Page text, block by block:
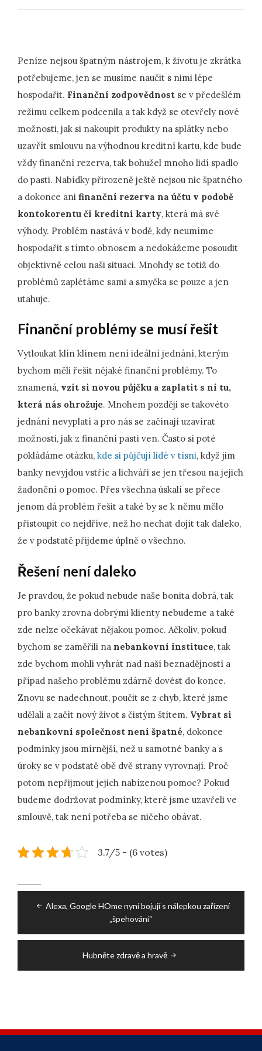
Peníze nejsou špatným nástrojem, k životu je zkrátka
potřebujeme, jen se musíme naučit s nimi lépe
hospodařit. Finanční zodpovědnost se v předešlém
režimu celkem podcenila a tak když se otevřely nové
možnosti, jak si nakoupit produkty na splátky nebo
uzavřít smlouvu na výhodnou kreditní kartu, kde bude
vždy finanční rezerva, tak bohužel mnoho lidí spadlo
do pasti. Nabídky přirozeně ještě nejsou nic špatného
a dokonce ani finanční rezerva na účtu v podobě
kontokorentu či kreditní karty, která má své
výhody. Problém nastává v bodě, kdy neumíme
hospodařit s tímto obnosem a nedokážeme posoudit
objektivně celou naši situaci. Mnohdy se totiž do
problémů zaplétáme sami a smyčka se pouze a jen
utahuje.
Finanční problémy se musí řešit
Vytloukat klín klínem není ideální jednání, kterým
bychom měli řešit nějaké finanční problémy. To
znamená, vzít si novou půjčku a zaplatit s ní tu,
která nás ohrožuje. Mnohem později se takovéto
jednání nevyplatí a pro nás se začínají uzavírat
možnosti, jak z finanční pasti ven. Často si poté
pokládáme otázku, kde si půjčují lidé v tísni, když jim
banky nevyjdou vstříc a lichváři se jen třesou na jejich
žadonění o pomoc. Přes všechna úskalí se přece
jenom dá problém řešit a také by se k němu mělo
přistoupit co nejdříve, než ho nechat dojít tak daleko,
že v podstatě přijdeme úplně o všechno.
Řešení není daleko
Je pravdou, že pokud nebude naše bonita dobrá, tak
pro banky zrovna dobrými klienty nebudeme a také
zde nelze očekávat nějakou pomoc. Ačkoliv, pokud
bychom se zaměřili na nebankovní instituce, tak
zde bychom mohli vyhrát nad naší beznadějností a
případ našeho problému zdárně dovést do konce.
Znovu se nadechnout, poučit se z chyb, které jsme
udělali a začít nový život s čistým štítem. Vybrat si
nebankovní společnost není špatné, dokonce
podmínky jsou mírnější, než u samotné banky a s
úroky se v podstatě obě dvě strany vyrovnají. Proč
potom nepřijmout jejich nabízenou pomoc? Pokud
budeme dodržovat podmínky, které jsme uzavřeli ve
smlouvě, tak není potřeba se ničeho obávat.
3.7/5 - (6 votes)
navigation
Alexa, Google HOme nyní bojují s nálepkou zařízení
„špehování“
Hubněte zdravě a hravě